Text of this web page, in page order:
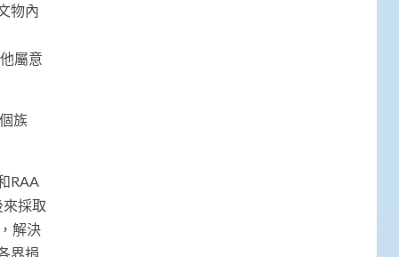
物內
屬意
族
RAA
採取
解決
界捐